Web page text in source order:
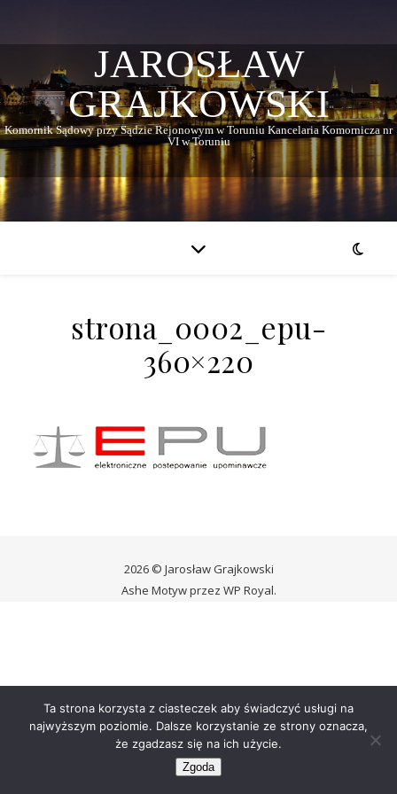
JAROSŁAW
GRAJKOWSKI
Komornik Sądowy przy Sądzie Rejonowym w Toruniu Kancelaria Komornicza nr
VI w Toruniu
strona_0002_epu-
360×220
2026 © Jarosław Grajkowski
Ashe Motyw przez WP Royal.
Ta strona korzysta z ciasteczek aby świadczyć usługi na
najwyższym poziomie. Dalsze korzystanie ze strony oznacza,
że zgadzasz się na ich użycie.
Zgoda